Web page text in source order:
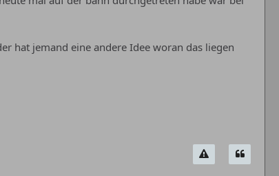
hat jemand eine andere Idee woran das liegen